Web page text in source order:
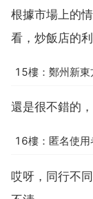
根據市場上的
看，炒飯店的
15樓：鄭州新東
還是很不錯的
16樓：匿名使用
哎呀，同行不